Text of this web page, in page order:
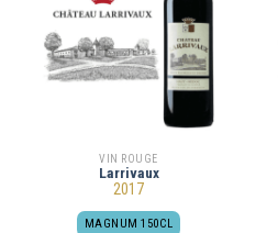
VIN ROUGE
Larrivaux
2017
MAGNUM 150CL